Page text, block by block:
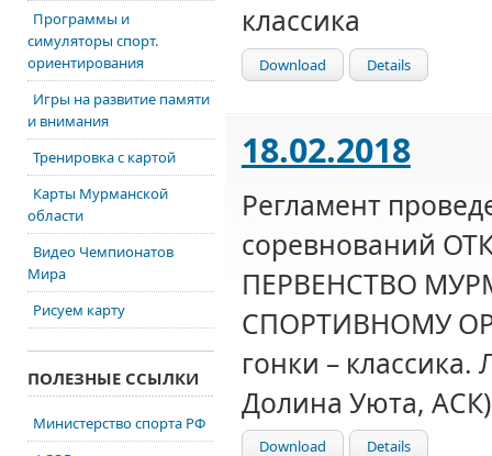
классика
Download Details
18.02.2018
Регламент
соревнований
ПЕРВЕНСТВО
СПОРТИВНОМУ
гонки –
Долина Уюта, АСК)
Download Details
Программы и
симуляторы спорт.
ориентирования
Игры на развитие памяти
и внимания
Тренировка с картой
Карты Мурманской
области
Видео Чемпионатов
Мира
Рисуем карту
ПОЛЕЗНЫЕ ССЫЛКИ
Министерство спорта РФ